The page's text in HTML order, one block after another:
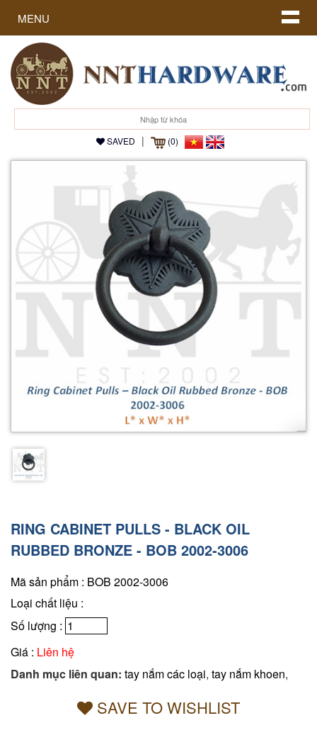
SAVED | (0)
MENU
RING CABINET PULLS - BLACK OIL
RUBBED BRONZE - BOB 2002-3006
Mã sản phẩm : BOB 2002-3006
Loại chất liệu :
Số lượng :
Giá : Liên hệ
Danh mục liên quan: tay nắm các loại, tay nắm khoen,
SAVE TO WISHLIST